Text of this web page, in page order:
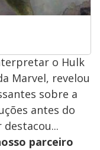
o Hulk
Marvel, revelou
sobre a
antes do
parceiro